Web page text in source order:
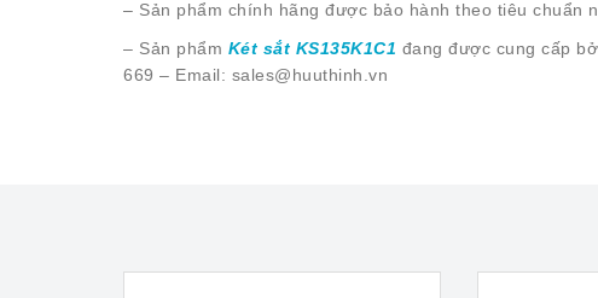
– Sản phẩm chính hãng được bảo hành theo tiêu chuẩn
– Sản phẩm Két sắt KS135K1C1 đang được cung cấp
669 – Email: sales@huuthinh.vn